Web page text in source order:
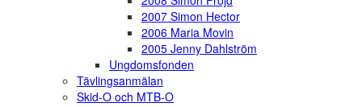
2007 Simon Hector
2006 Maria Movin
2005 Jenny Dahlström
Ungdomsfonden
Tävlingsanmälan
Skid-O och MTB-O